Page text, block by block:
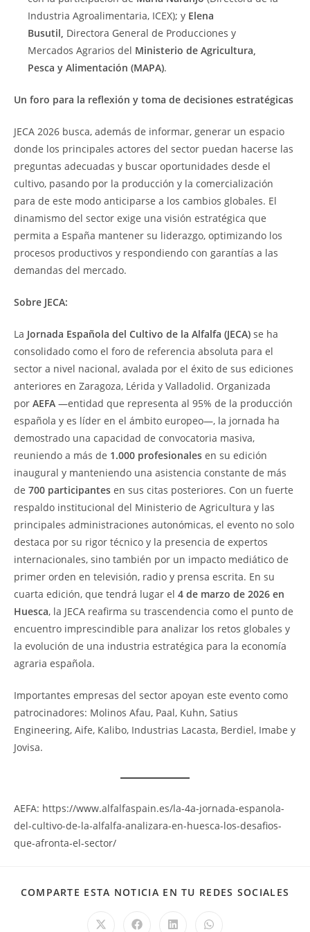
Industria Agroalimentaria, ICEX); y Elena
Busutil, Directora General de Producciones y
Mercados Agrarios del Ministerio de Agricultura,
Pesca y Alimentación (MAPA).
Un foro para la reflexión y toma de decisiones estratégicas
JECA 2026 busca, además de informar, generar un espacio
donde los principales actores del sector puedan hacerse las
preguntas adecuadas y buscar oportunidades desde el
cultivo, pasando por la producción y la comercialización
para de este modo anticiparse a los cambios globales. El
dinamismo del sector exige una visión estratégica que
permita a España mantener su liderazgo, optimizando los
procesos productivos y respondiendo con garantías a las
demandas del mercado.
Sobre JECA:
La Jornada Española del Cultivo de la Alfalfa (JECA) se ha
consolidado como el foro de referencia absoluta para el
sector a nivel nacional, avalada por el éxito de sus ediciones
anteriores en Zaragoza, Lérida y Valladolid. Organizada
por AEFA —entidad que representa al 95% de la producción
española y es líder en el ámbito europeo—, la jornada ha
demostrado una capacidad de convocatoria masiva,
reuniendo a más de 1.000 profesionales en su edición
inaugural y manteniendo una asistencia constante de más
de 700 participantes en sus citas posteriores. Con un fuerte
respaldo institucional del Ministerio de Agricultura y las
principales administraciones autonómicas, el evento no solo
destaca por su rigor técnico y la presencia de expertos
internacionales, sino también por un impacto mediático de
primer orden en televisión, radio y prensa escrita. En su
cuarta edición, que tendrá lugar el 4 de marzo de 2026 en
Huesca, la JECA reafirma su trascendencia como el punto de
encuentro imprescindible para analizar los retos globales y
la evolución de una industria estratégica para la economía
agraria española.
Importantes empresas del sector apoyan este evento como
patrocinadores: Molinos Afau, Paal, Kuhn, Satius
Engineering, Aife, Kalibo, Industrias Lacasta, Berdiel, Imabe y
Jovisa.
AEFA: https://www.alfalfaspain.es/la-4a-jornada-espanola-
del-cultivo-de-la-alfalfa-analizara-en-huesca-los-desafios-
que-afronta-el-sector/
COMPARTE ESTA NOTICIA EN TU REDES SOCIALES
Se
Se Se Se